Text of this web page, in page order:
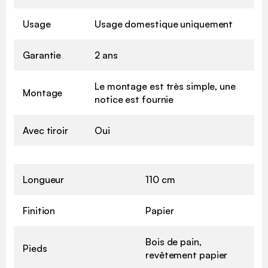
Usage Usage domestique uniquement
Garantie 2 ans
Montage
Le montage est très simple, une
notice est fournie
Avec tiroir Oui
Longueur 110 cm
Finition Papier
Pieds
Bois de pain,
revêtement papier